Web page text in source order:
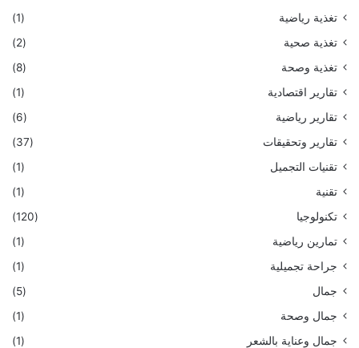
تغذية رياضية
(1)
تغذية صحية
(2)
تغذية وصحة
(8)
تقارير اقتصادية
(1)
تقارير رياضية
(6)
تقارير وتحقيقات
(37)
تقنيات التجميل
(1)
تقنية
(1)
تكنولوجيا
(120)
تمارين رياضية
(1)
جراحة تجميلية
(1)
جمال
(5)
جمال وصحة
(1)
جمال وعناية بالشعر
(1)